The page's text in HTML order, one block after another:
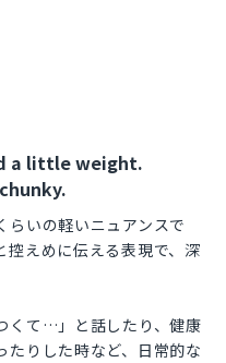
a little weight.
らいの軽いニュアンスで
控えめに伝える表現で、深
くて…」と話したり、健康
たりした時など、日常的な